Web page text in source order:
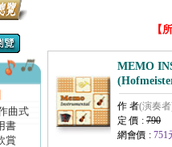
曲式
書
賞
【
MEMO
作 者(演奏
定 價 : 790
網會價 : 751